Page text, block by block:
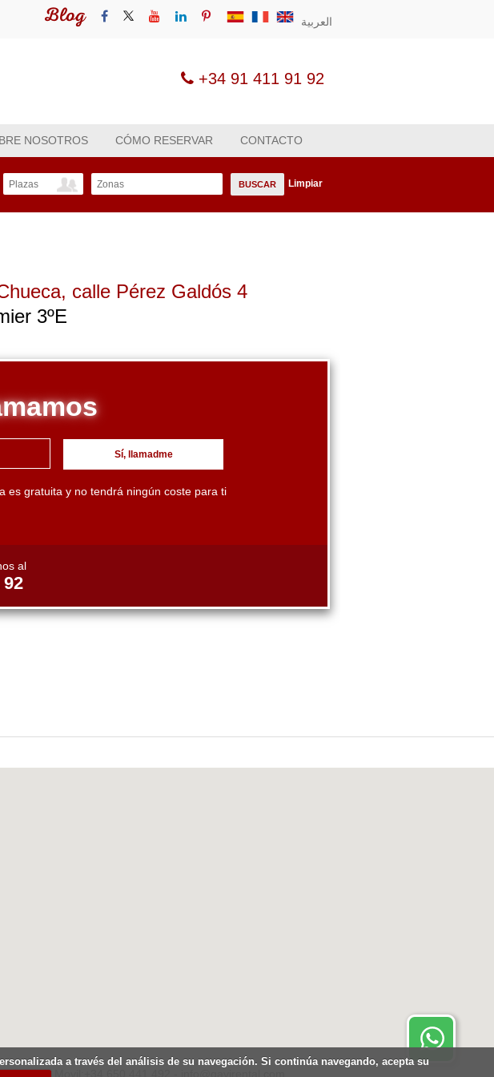
العربية Blog
+34 91 411 91 92
NOSOTROS CÓMO RESERVAR CONTACTO
Plazas Zonas BUSCAR Limpiar
, calle Pérez Galdós 4
3ºE
Sí, llamadme
es gratuita y no tendrá ningún coste para ti
al
92
- Movil:+34.650.441.492 - info@gavirental.com
Disponible 24 horas
a través del análisis de su navegación. Si continúa navegando, acepta su